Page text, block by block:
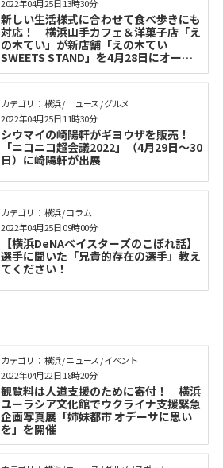
新しい生活様式に合わせて食べ歩きにも
対応！ 横浜山手カフェ＆洋菓子店「え
の木てい」が新店舗「えの木てい
SWEETS STAND」を4月28日にオープ
ン
2022年04月25日 13時30分
カテゴリ： 横浜 / ニュース / グルメ
シウマイの崎陽軒がギヨウザを販売！
「ニコニコ超会議2022」（4月29日～30
日）に崎陽軒が出展
2022年04月25日 11時30分
カテゴリ： 横浜 / コラム
【横浜DeNAベイスターズのこぼれ話】
選手に聞いた「兄貴的存在の選手」教え
てください！
2022年04月25日 09時00分
カテゴリ： 横浜 / ニュース / イベント
観覧料は人道支援のために寄付！ 横浜
ユーラシア文化館でウクライナ支援緊急
企画写真展「姉妹都市 オデーサに思い
を」を開催
2022年04月22日 18時20分